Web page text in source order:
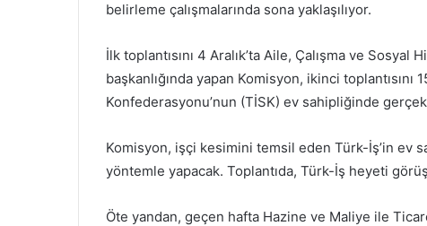
belirleme çalışmalarında sona yaklaşılıyor.
İlk toplantısını 4 Aralık’ta Aile, Çalışma ve Sosyal
başkanlığında yapan Komisyon, ikinci toplantısını
Konfederasyonu’nun (TİSK) ev sahipliğinde
Komisyon, işçi kesimini temsil eden Türk-İş’in ev
yöntemle yapacak. Toplantıda, Türk-İş heyeti
Öte yandan, geçen hafta Hazine ve Maliye ile